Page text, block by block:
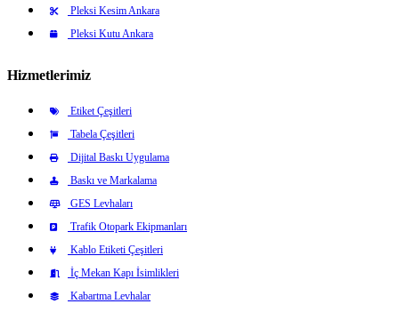
Pleksi Kesim Ankara
Pleksi Kutu Ankara
Hizmetlerimiz
Etiket Çeşitleri
Tabela Çeşitleri
Dijital Baskı Uygulama
Baskı ve Markalama
GES Levhaları
Trafik Otopark Ekipmanları
Kablo Etiketi Çeşitleri
İç Mekan Kapı İsimlikleri
Kabartma Levhalar